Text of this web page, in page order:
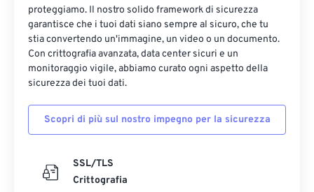
(da PEF a PNG).
Sviluppato da: Ricoh Imaging Company, LTD.
Versione iniziale:maggio 2006
proteggiamo. Il nostro solido framework di sicurezza
garantisce che i tuoi dati siano sempre al sicuro, che tu
stia convertendo un'immagine, un video o un documento.
Con crittografia avanzata, data center sicuri e un
monitoraggio vigile, abbiamo curato ogni aspetto della
sicurezza dei tuoi dati.
Scopri di più sul nostro impegno per la sicurezza
SSL/TLS
Crittografia